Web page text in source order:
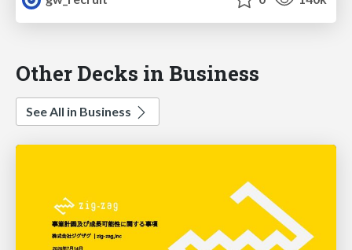
Other Decks in Business
See All in Business